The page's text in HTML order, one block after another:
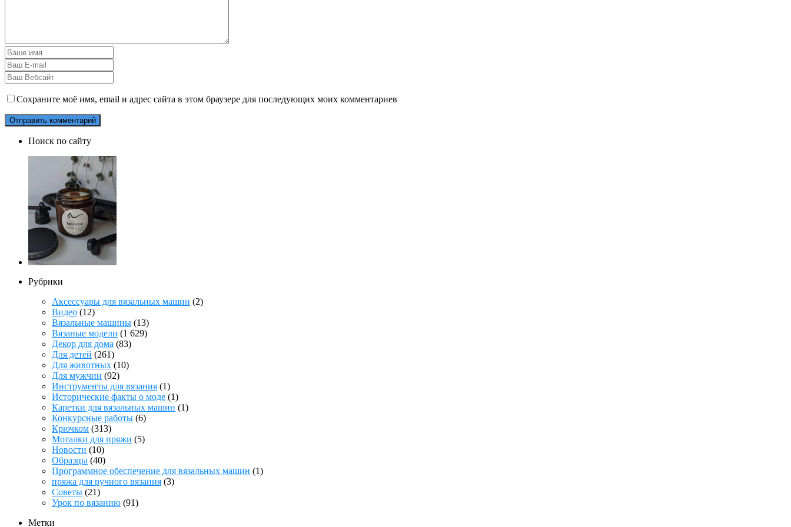
Сохраните моё имя, email и адрес сайта в этом браузере для последующих моих комментариев
Поиск по сайту
Рубрики
Аксессуары для вязальных машин (2)
Видео (12)
Вязальные машины (13)
Вязаные модели (1 629)
Декор для дома (83)
Для детей (261)
Для животных (10)
Для мужчин (92)
Инструменты для вязания (1)
Исторические факты о моде (1)
Каретки для вязальных машин (1)
Конкурсные работы (6)
Крючком (313)
Моталки для пряжи (5)
Новости (10)
Образцы (40)
Программное обеспечение для вязальных машин (1)
пряжа для ручного вязания (3)
Советы (21)
Урок по вязанию (91)
Метки